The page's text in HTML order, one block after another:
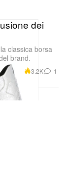
dei
classica borsa
brand.
3.2K 1